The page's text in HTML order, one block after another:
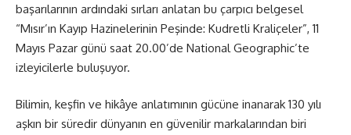
başarılarının ardındaki sırları anlatan bu çarpıcı belgesel
“Mısır’ın Kayıp Hazinelerinin Peşinde: Kudretli Kraliçeler”, 11
Mayıs Pazar günü saat 20.00’de National Geographic’te
izleyicilerle buluşuyor.
Bilimin, keşfin ve hikâye anlatımının gücüne inanarak 130 yılı
aşkın bir süredir dünyanın en güvenilir markalarından biri